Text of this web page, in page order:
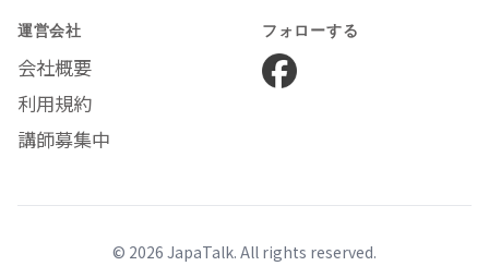
運営会社
会社概要
利用規約
講師募集中
フォローする
© 2026 JapaTalk. All rights reserved.